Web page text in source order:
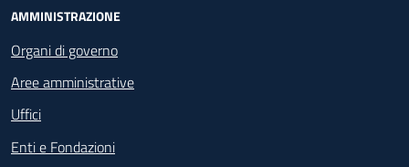
Footer - Navigazione
AMMINISTRAZIONE
Organi di governo
Aree amministrative
Uffici
Enti e Fondazioni